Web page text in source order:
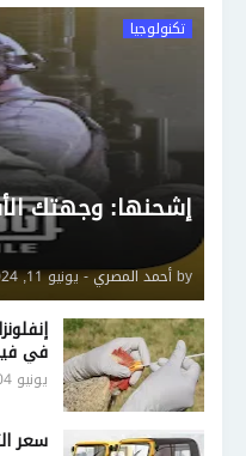
تكنولوجيا
إشحنها: وجهتك
byأحمد المصري-يونيو 11, 2024
في
يونيو 04, 2024
سعر